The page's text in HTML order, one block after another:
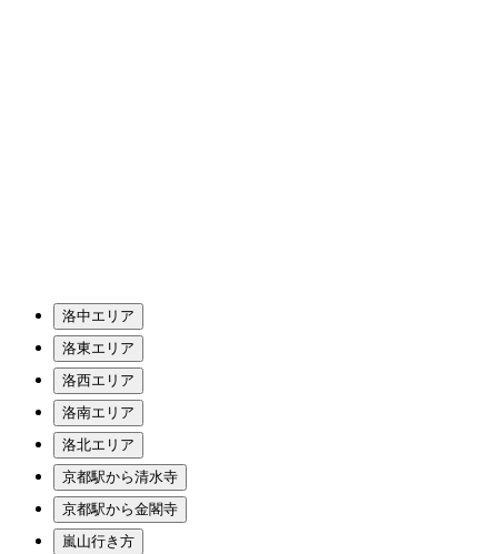
洛中エリア
洛東エリア
洛西エリア
洛南エリア
洛北エリア
京都駅から清水寺
京都駅から金閣寺
嵐山行き方